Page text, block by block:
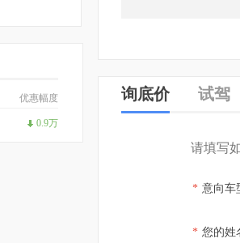
优惠幅度
0.9万
询底价 试驾
请填写
* 意向车
* 您的姓